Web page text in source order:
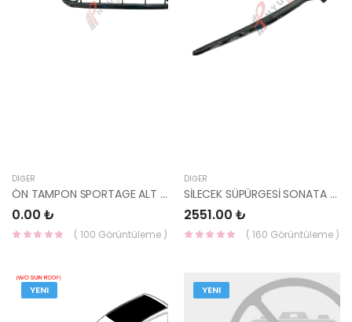
DIĞER
ÖN TAMPON SPORTAGE ALT PARÇA 2011- -
0.00 ₺
( 100 Görüntüleme )
DIĞER
SİLECEK SÜPÜRGESİ SONATA 98350-3S000-HMC
2551.00 ₺
( 160 Görüntüleme )
YENI YENI